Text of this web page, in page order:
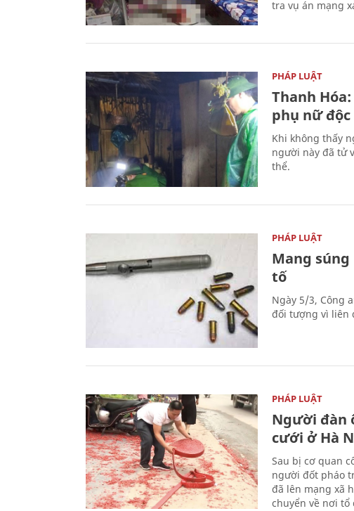
tra vụ án mạng
PHÁP LUẬT
Thanh
phụ nữ
Khi không thấy
người này đã tử
thể.
PHÁP LUẬT
Mang
tố
Ngày 5/3, Công
đối tượng vì liên
PHÁP LUẬT
Người đàn
cưới ở Hà
Sau bị cơ quan
người đốt pháo
đã lên mạng xã
chuyển về nơi tổ